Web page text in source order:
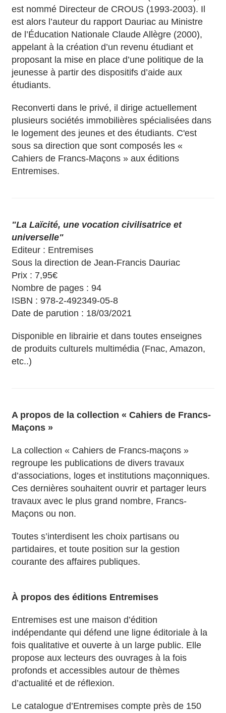
est nommé Directeur de CROUS (1993-2003). Il
est alors l’auteur du rapport Dauriac au Ministre
de l’Éducation Nationale Claude Allègre (2000),
appelant à la création d’un revenu étudiant et
proposant la mise en place d’une politique de la
jeunesse à partir des dispositifs d’aide aux
étudiants.
Reconverti dans le privé, il dirige actuellement
plusieurs sociétés immobilières spécialisées dans
le logement des jeunes et des étudiants. C'est
sous sa direction que sont composés les «
Cahiers de Francs-Maçons » aux éditions
Entremises.
"La Laïcité, une vocation civilisatrice et
universelle"
Editeur : Entremises
Sous la direction de Jean-Francis Dauriac
Prix : 7,95€
Nombre de pages : 94
ISBN : 978-2-492349-05-8
Date de parution : 18/03/2021
Disponible en librairie et dans toutes enseignes
de produits culturels multimédia (Fnac, Amazon,
etc..)
A propos de la collection « Cahiers de Francs-
Maçons »
La collection « Cahiers de Francs-maçons »
regroupe les publications de divers travaux
d’associations, loges et institutions maçonniques.
Ces dernières souhaitent ouvrir et partager leurs
travaux avec le plus grand nombre, Francs-
Maçons ou non.
Toutes s’interdisent les choix partisans ou
partidaires, et toute position sur la gestion
courante des affaires publiques.
À propos des éditions Entremises
Entremises est une maison d’édition
indépendante qui défend une ligne éditoriale à la
fois qualitative et ouverte à un large public. Elle
propose aux lecteurs des ouvrages à la fois
profonds et accessibles autour de thèmes
d’actualité et de réflexion.
Le catalogue d’Entremises compte près de 150